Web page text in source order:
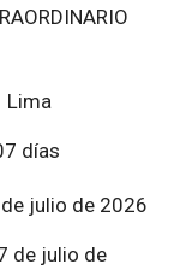
días
de 2026
julio de